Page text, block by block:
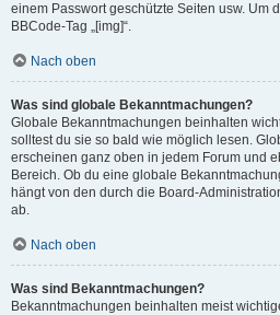
einem Passwort geschützte Seiten usw. Um
BBCode-Tag „[img]“.
Nach oben
Was sind globale Bekanntmachungen?
Globale Bekanntmachungen beinhalten
solltest du sie so bald wie möglich lesen.
erscheinen ganz oben in jedem Forum und
Bereich. Ob du eine globale
hängt von den durch die Board-
ab.
Nach oben
Was sind Bekanntmachungen?
Bekanntmachungen beinhalten meist